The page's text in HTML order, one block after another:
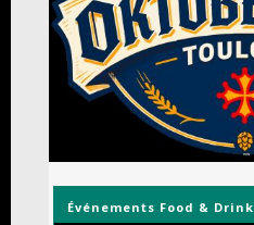
Événements Food & Drink